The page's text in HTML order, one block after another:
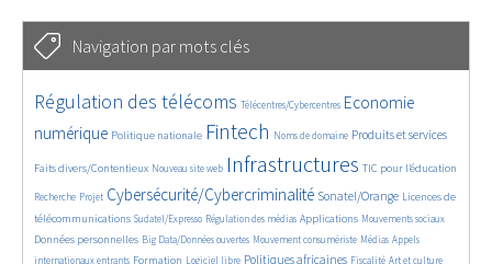
Navigation par mots clés
4619/5681
Régulation des télécoms
367/5681 Télécentres/Cybercentres
3707/5681
Economie
numérique
1844/5681 Politique nationale
5226/5681 Fintech
683/5681 Noms de domaine
2411/5681 Produits et services
1591/5681
Faits divers/Contentieux Nouveau site web Infrastructures TIC pour l’éducation
Recherche
247/5681Projet
3592/5681 Cybersécurité/Cybercriminalité
2327/5681 Sonatel/Orange
1633/5681
Licences de
télécommunications
283/5681 Sudatel/Expresso
1034/5681 Régulation des médias
1525/5681 Applications
1162/5681 Mouvements sociaux
1663/5681
Données personnelles
140/5681 Big Data/Données ouvertes
615/5681 Mouvement consumériste
375/5681 Médias
675/5681
Appels
internationaux entrants
1751/5681 Formation
94/5681 Logiciel libre
2451/5681 Politiques africaines
1080/5681 Fiscalité
174/5681 Art et culture
589/5681